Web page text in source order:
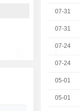
07-31
07-31
07-24
07-24
05-01
05-01